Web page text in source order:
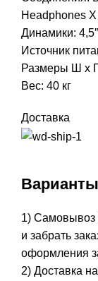
Headphones X
Динамики:
Источник
Размеры Ш x
Вес: 40 кг
Доставка
1) Самовывоз
и забрать
оформления
2) Доставка